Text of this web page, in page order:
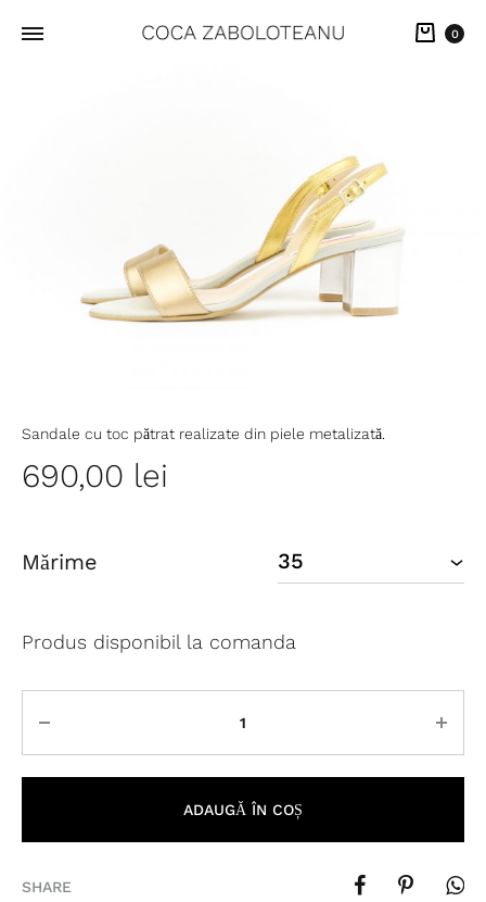
Cart
0
Sandale cu toc pătrat realizate din piele metalizată.
690,00 lei
Mărime
Produs disponibil la comanda
ADAUGĂ ÎN COȘ
SHARE